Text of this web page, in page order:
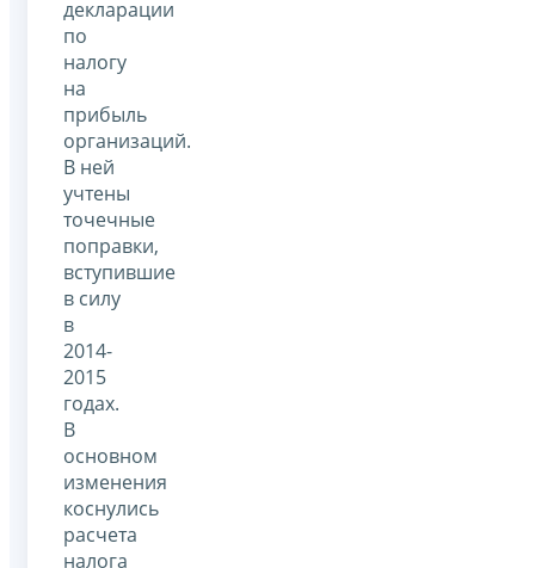
декларации
по
налогу
на
прибыль
организаций.
В ней
учтены
точечные
поправки,
вступившие
в силу
в
2014-
2015
годах.
В
основном
изменения
коснулись
расчета
налога